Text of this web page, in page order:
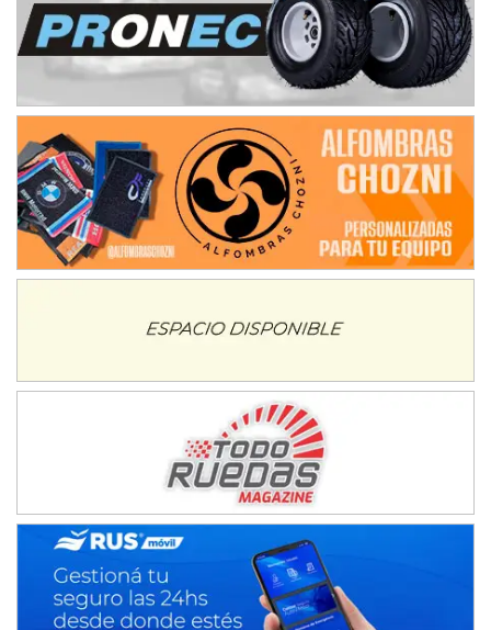
TUCUMANO - F5
Juan Navarro (Asfalto)
El Timbó (Tucumán)
COBERTURA ESPECIAL DE E-KART.COM.AR
08/09-AGO
IAME SERIES ARGENTINA 6
Ramiro Tot (Asfalto)
Baradero (Buenos Aires)
KDO - F6
Ciudad de Trenque Lauquen (Asfalto)
Trenque Lauquen (Buenos Aires)
ENTRERRIANO - F6 (POSTERGADA)
Moto Club Reginense (Tierra)
Gral. E. Godoy (Río Negro)
CSK - F7
Juventud Unida (Tierra)
Humboldt (Santa Fe)